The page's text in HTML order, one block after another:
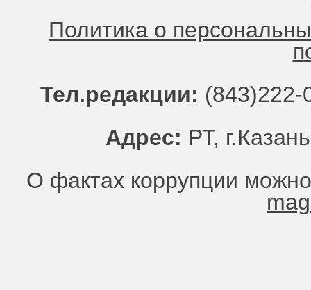
Политика о
Тел.редакции:
Адрес: РТ,
О фактах коррупции